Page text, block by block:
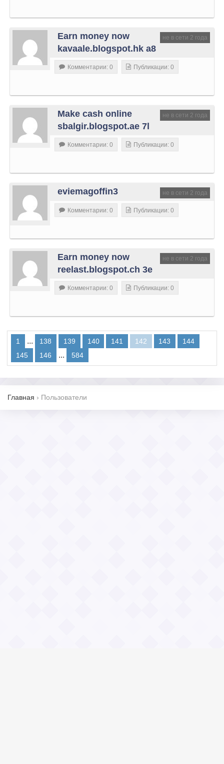
не в сети 2 года
Earn money now
kavaale.blogspot.hk a8
Комментарии: 0 Публикации: 0
не в сети 2 года
Make cash online
sbalgir.blogspot.ae 7l
Комментарии: 0 Публикации: 0
не в сети 2 года
eviemagoffin3
Комментарии: 0 Публикации: 0
не в сети 2 года
Earn money now
reelast.blogspot.ch 3e
Комментарии: 0 Публикации: 0
1 ... 138 139 140 141 142 143
144
145
146 ... 584
Главная › Пользователи